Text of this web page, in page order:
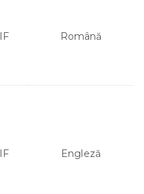
IF Română
IF Engleză